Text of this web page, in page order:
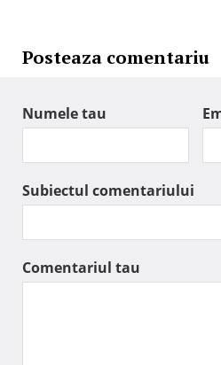
Posteaza comentariu
Numele tau
Subiectul comentariului
Comentariul tau